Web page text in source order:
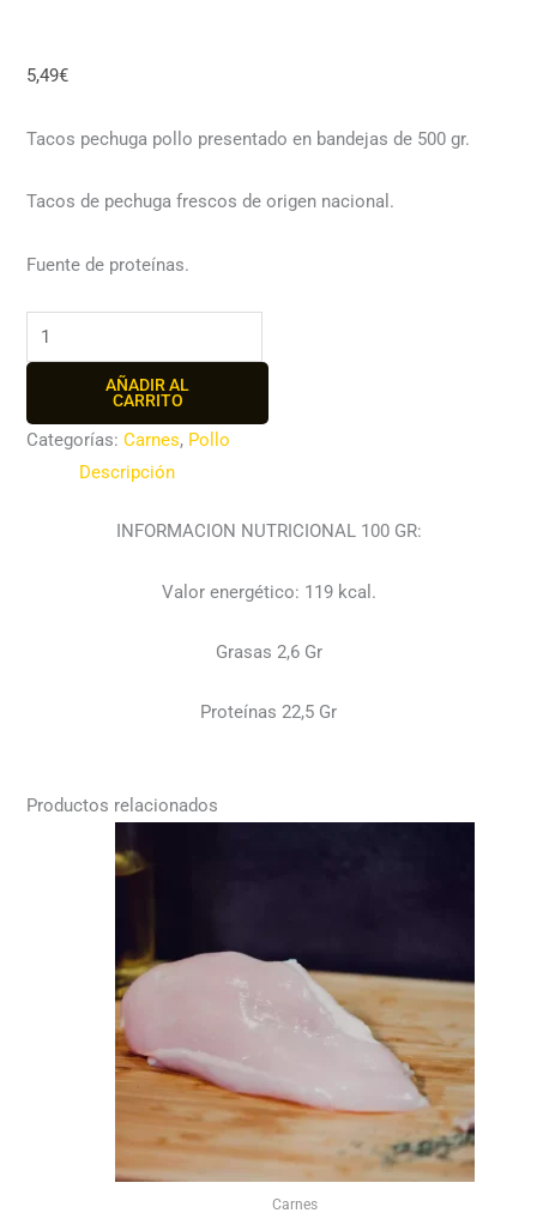
5,49€
Tacos pechuga pollo presentado en bandejas de 500 gr.
Tacos de pechuga frescos de origen nacional.
Fuente de proteí­nas.
AÑADIR AL
CARRITO
Categorías:Carnes, Pollo
Descripción
INFORMACION NUTRICIONAL 100 GR:
Valor energético: 119 kcal.
Grasas 2,6 Gr
Proteínas 22,5 Gr
Productos relacionados
Carnes